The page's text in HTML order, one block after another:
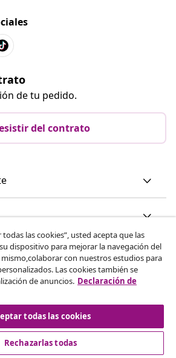
de tu pedido.
del contrato
todas las cookies”, usted acepta que las
dispositivo para mejorar la navegación del
con nuestros estudios para
Las cookies también se
de anuncios. Declaración de
todas las cookies
Rechazarlas todas